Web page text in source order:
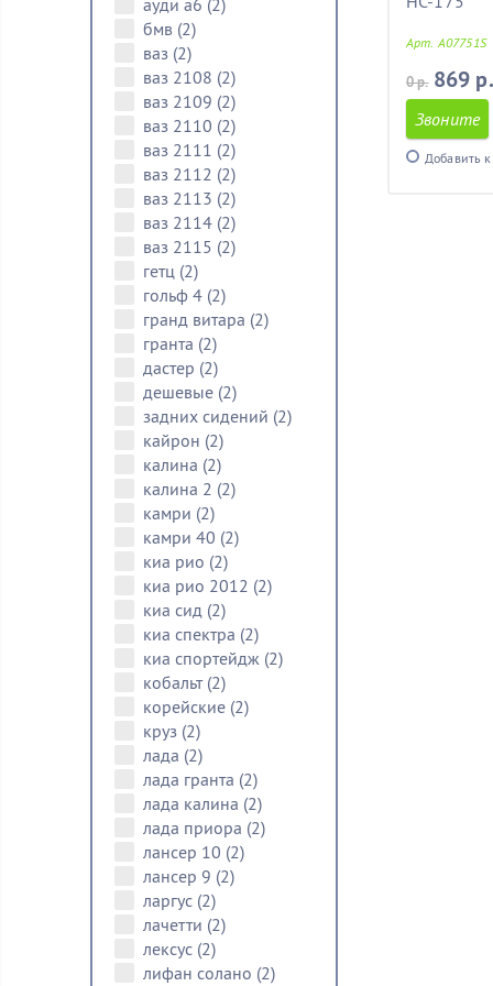
Арт. A07751S
0 р. 869 р.
Звоните
Добавить
ауди а6 (2)
бмв (2)
ваз (2)
ваз 2108 (2)
ваз 2109 (2)
ваз 2110 (2)
ваз 2111 (2)
ваз 2112 (2)
ваз 2113 (2)
ваз 2114 (2)
ваз 2115 (2)
гетц (2)
гольф 4 (2)
гранд витара (2)
гранта (2)
дастер (2)
дешевые (2)
задних сидений (2)
кайрон (2)
калина (2)
калина 2 (2)
камри (2)
камри 40 (2)
киа рио (2)
киа рио 2012 (2)
киа сид (2)
киа спектра (2)
киа спортейдж (2)
кобальт (2)
корейские (2)
круз (2)
лада (2)
лада гранта (2)
лада калина (2)
лада приора (2)
лансер 10 (2)
лансер 9 (2)
ларгус (2)
лачетти (2)
лексус (2)
лифан солано (2)